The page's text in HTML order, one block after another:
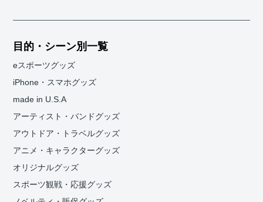
目的・シーン別一覧
eスポーツグッズ
iPhone・スマホグッズ
made in U.S.A
アーティスト・バンドグッズ
アウトドア・トラベルグッズ
アニメ・キャラクターグッズ
オリジナルグッズ
スポーツ観戦・応援グッズ